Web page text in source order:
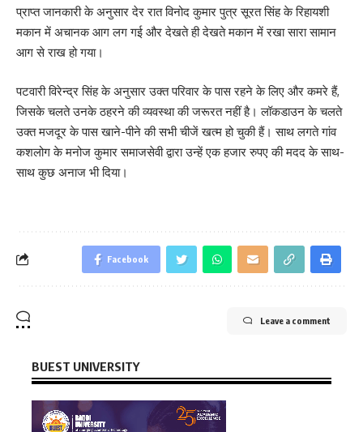
प्राप्त जानकारी के अनुसार देर रात विनोद कुमार पुत्र सूरत सिंह के रिहायशी
मकान में अचानक आग लग गई और देखते ही देखते मकान में रखा सारा सामान
आग से राख हो गया।
पटवारी विरेन्द्र सिंह के अनुसार उक्त परिवार के पास रहने के लिए और कमरे हैं,
जिसके चलते उनके ठहरने की व्यवस्था की जरूरत नहीं है। लॉकडाउन के चलते
उक्त मजदूर के पास खाने-पीने की सभी चीजें खत्म हो चुकी हैं। साथ लगते गांव
कशलोग के मनोज कुमार समाजसेवी द्वारा उन्हें एक हजार रुपए की मदद के साथ-
साथ कुछ अनाज भी दिया।
Facebook
Leave a comment
BUEST UNIVERSITY